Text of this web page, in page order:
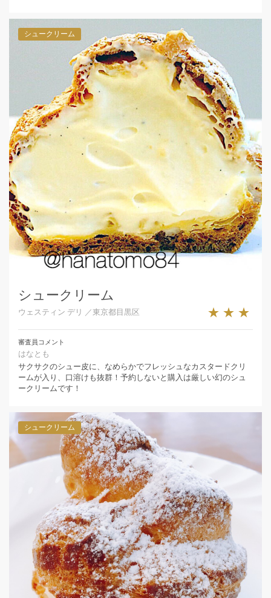
シュークリーム
シュークリーム
ウェスティン デリ ／東京都目黒区 ★★★
審査員コメント
はなとも
サクサクのシュー皮に、なめらかでフレッシュなカスタードクリ
ームが入り、口溶けも抜群！予約しないと購入は厳しい幻のシュ
ークリームです！
シュークリーム